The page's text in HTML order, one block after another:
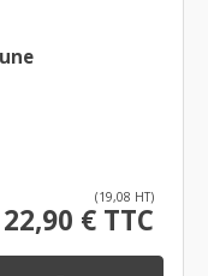
(19,08 HT)
22,90 € TTC